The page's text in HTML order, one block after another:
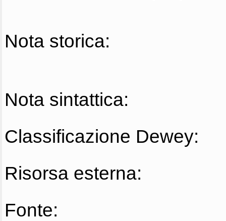
Nota storica:
Nota sintattica:
Classificazione Dewey:
Risorsa esterna:
Fonte: